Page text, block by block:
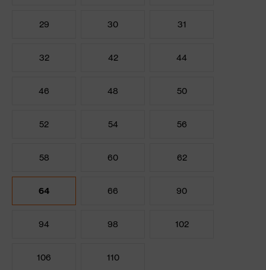
29 30 31
32 42 44
46 48 50
52 54 56
58 60 62
64 66 90
94 98 102
106 110